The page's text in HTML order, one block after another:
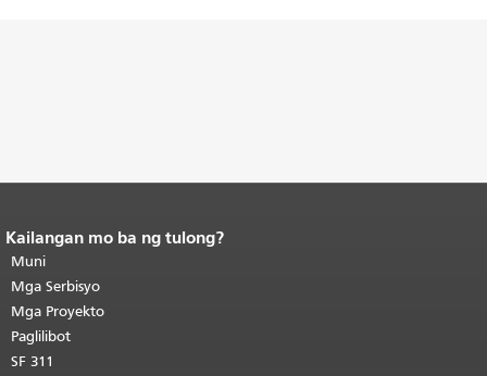
Katapusan ng nilalaman ng
pahina.
pahinang ito ay nauulit sa bawat
pahina.Bumalik sa tuktok ng
pangunahing nilalaman
Kailangan mo ba ng tulong?
Muni
Mga Serbisyo
Mga Proyekto
Paglilibot
SF 311